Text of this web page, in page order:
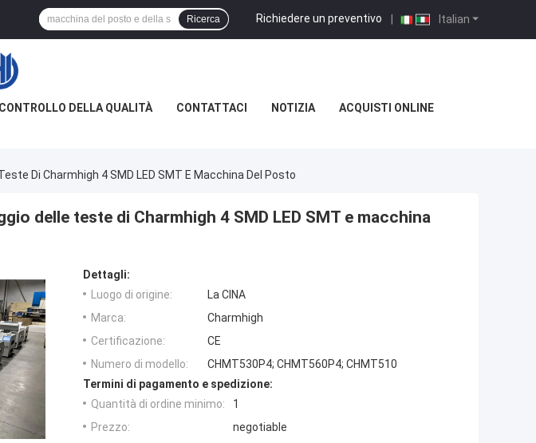
Italian
Richiedere un preventivo |
Ricerca
CONTROLLO DELLA QUALITÀ CONTATTACI NOTIZIA ACQUISTI ONLINE
Di Charmhigh 4 SMD LED SMT E Macchina Del Posto
delle teste di Charmhigh 4 SMD LED SMT e macchina
Dettagli:
Luogo di origine:
La CINA
Marca:
Charmhigh
Certificazione:
CE
Numero di modello:
CHMT530P4; CHMT560P4; CHMT510
Termini di pagamento e spedizione:
Quantità di ordine minimo:
1
Prezzo:
negotiable